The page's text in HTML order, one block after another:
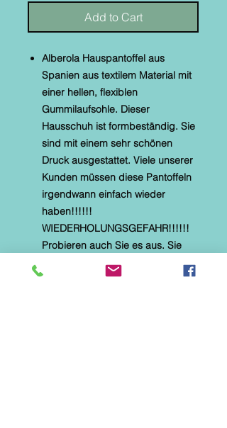
Add to Cart
Alberola Hauspantoffel aus
Spanien aus textilem Material mit
einer hellen, flexiblen
Gummilaufsohle. Dieser
Hausschuh ist formbeständig. Sie
sind mit einem sehr schönen
Druck ausgestattet. Viele unserer
Kunden müssen diese Pantoffeln
irgendwann einfach wieder
haben!!!!!!
WIEDERHOLUNGSGEFAHR!!!!!!
Probieren auch Sie es aus. Sie
sind im Sommer auch barfuß
tragbar.